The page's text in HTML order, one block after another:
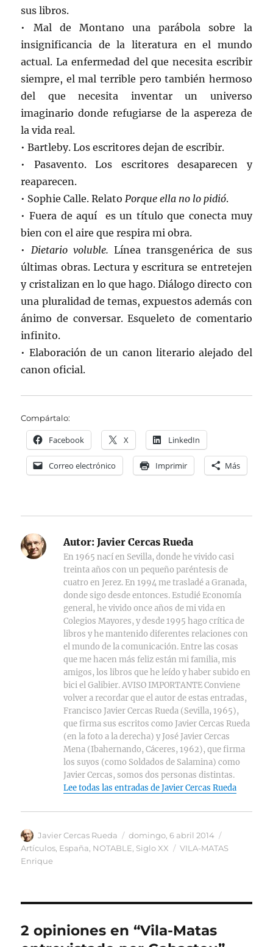
sus libros.
• Mal de Montano una parábola sobre la
insignificancia de la literatura en el mundo
actual. La enfermedad del que necesita escribir
siempre, el mal terrible pero también hermoso
del que necesita inventar un universo
imaginario donde refugiarse de la aspereza de
la vida real.
• Bartleby. Los escritores dejan de escribir.
• Pasavento. Los escritores desaparecen y
reaparecen.
• Sophie Calle. RelatoPorque ella no lo pidió.
• Fuera de aquí es un título que conecta muy
bien con el aire que respira mi obra.
• Dietario voluble. Línea transgenérica de sus
últimas obras. Lectura y escritura se entretejen
y cristalizan en lo que hago. Diálogo directo con
una pluralidad de temas, expuestos además con
ánimo de conversar. Esqueleto de comentario
infinito.
• Elaboración de un canon literario alejado del
canon oficial.
Compártalo:
Facebook X LinkedIn
Correo electrónico Imprimir Más
Autor: Javier Cercas Rueda
En 1965 nací en Sevilla, donde he vivido casi
treinta años con un pequeño paréntesis de
cuatro en Jerez. En 1994 me trasladé a Granada,
donde sigo desde entonces. Estudié Economía
general, he vivido once años de mi vida en
Colegios Mayores, y desde 1995 hago crítica de
libros y he mantenido diferentes relaciones con
el mundo de la comunicación. Entre las cosas
que me hacen más feliz están mi familia, mis
amigos, los libros que he leído y haber subido en
bici el Galibier. AVISO IMPORTANTE Conviene
volver a recordar que el autor de estas entradas,
Francisco Javier Cercas Rueda (Sevilla, 1965),
que firma sus escritos como Javier Cercas Rueda
(en la foto a la derecha) y José Javier Cercas
Mena (Ibahernando, Cáceres, 1962), que firma
los suyos (como Soldados de Salamina) como
Javier Cercas, somos dos personas distintas.
Lee todas las entradas de Javier Cercas Rueda
Autor
Javier Cercas Rueda
Publicado
el
domingo, 6 abril 2014
Artículos España NOTABLE Siglo XX Etiquetas
VILA-MATAS
Enrique
2 opiniones en “Vila-Matas